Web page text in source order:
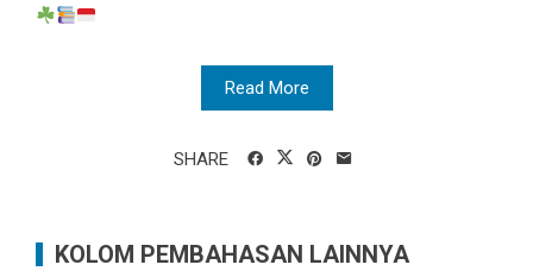
Read More
SHARE
KOLOM PEMBAHASAN LAINNYA